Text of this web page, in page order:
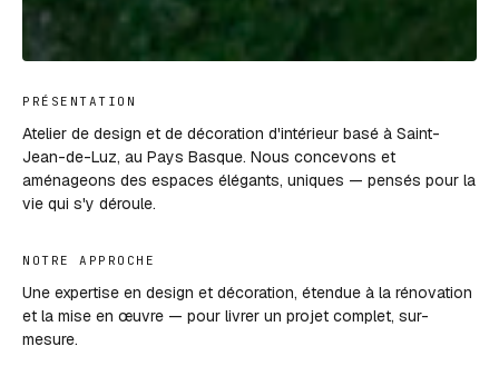
PRÉSENTATION
Atelier de design et de décoration d'intérieur basé à Saint-
Jean-de-Luz, au Pays Basque. Nous concevons et
aménageons des espaces élégants, uniques — pensés pour la
vie qui s'y déroule.
NOTRE APPROCHE
Une expertise en design et décoration, étendue à la rénovation
et la mise en œuvre — pour livrer un projet complet, sur-
mesure.